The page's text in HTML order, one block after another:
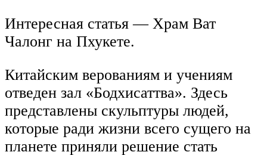
Интересная статья — Храм Ват
Чалонг на Пхукете.
Китайским верованиям и учениям
отведен зал «Бодхисаттва». Здесь
представлены скульптуры людей,
которые ради жизни всего сущего на
планете приняли решение стать